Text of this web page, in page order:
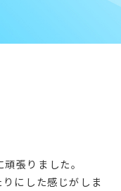
張りました。
にした感じがしま